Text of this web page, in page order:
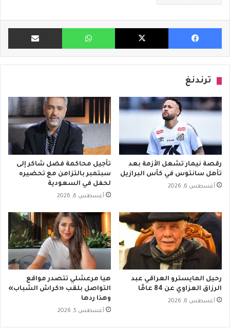
فيسبوك X واتساب مشاركة
ترندنغ
رقصة نيمار تشعل الأزمة بعد
تأهل سانتوس في كأس البرازيل
أغسطس 6, 2026
تأجيل محاكمة فضل شاكر إلى
سبتمبر بالتزامن مع تحضيره
لحفل في السعودية
أغسطس 6, 2026
رحيل المايسترو العراقي عبد
الرزاق العزاوي عن 84 عامًا
أغسطس 6, 2026
هيا مرعشلي تتصدر مواقع
التواصل بلقب «كراش الشباب»
وهذا ردها
أغسطس 5, 2026